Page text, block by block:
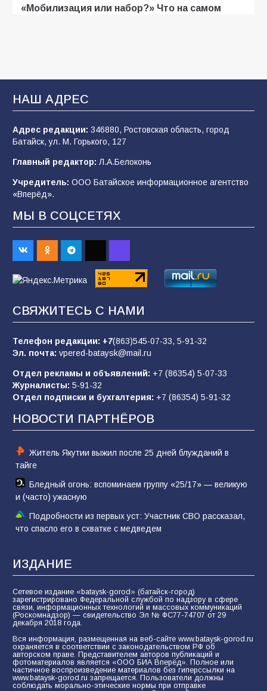
«Мобилизация или набор?» Что на самом
В Батайске продолжаются дорожные работы
103 04.08.2026
Будет ли мобилизация в России в 2026 году
после выборов: в Госдуме дали ответ
103 06.08.2026
В детском саду № 35 дети освоили
строительные профессии в ходе
спортивного праздника
07.08.2026
«Слухами Москву не возьмёшь»: почему
отчаяние, а не разведка
83 02.08.2026
Командовал боем до последнего: герой
60 05.08.2026
НАШ АДРЕС
Адрес редакции: 346880, Ростовская область, город
Батайск, ул. М. Горького, 127
Главный редактор: Л.А.Белоконь
Учредитель: ООО Батайское информационное агентство
«Вперёд».
МЫ В СОЦСЕТЯХ
СВЯЖИТЕСЬ С НАМИ
Телефон редакции: +7(863)545-07-33, 5-91-32
Эл. почта: vpered-bataysk@mail.ru
Отдел рекламы и объявлений: +7 (86354) 5-07-33
Журналисты: 5-91-32
Отдел подписки и бухгалтерия: +7 (86354) 5-91-32
НОВОСТИ ПАРТНЁРОВ
Житель Якутии выжил после 25 дней блужданий в
тайге
Бледный огонь: вспоминаем группу «25/17» — великую
и (часто) ужасную
Подробности из первых уст: Участник СВО рассказал,
что спасло его в схватке с медведем
ИЗДАНИЕ
Сетевое издание «bataysk-gorod» (батайск-город)
зарегистрировано Федеральной службой по надзору в сфере
связи, информационных технологий и массовых коммуникаций
(Роскомнадзор) — свидетельство Эл № ФС77-74707 от 29
декабря 2018 года.
Вся информация, размещенная на веб-сайте www.bataysk-gorod.ru
охраняется в соответствии с законодательством РФ об
авторском праве. Представителем авторов публикаций и
фотоматериалов является «ООО БИА Вперёд». Полное или
частичное воспроизведение материалов без гиперссылки на
www.bataysk-gorod.ru запрещается. Пользователи должны
соблюдать морально-этические нормы при отправке